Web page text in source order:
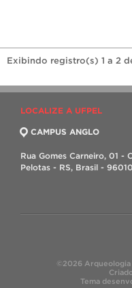
Exibindo registro(s) 1 a 2
LOCALIZE A UFPEL
CAMPUS ANGLO
Rua Gomes Carneiro, 01 -
Pelotas - RS, Brasil -
©2026 Arqueologia
Tema